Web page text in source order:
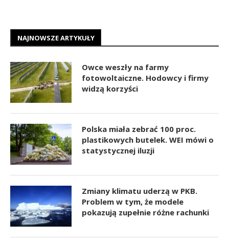
NAJNOWSZE ARTYKUŁY
Owce weszły na farmy
fotowoltaiczne. Hodowcy i firmy
widzą korzyści
Polska miała zebrać 100 proc.
plastikowych butelek. WEI mówi o
statystycznej iluzji
Zmiany klimatu uderzą w PKB.
Problem w tym, że modele
pokazują zupełnie różne rachunki